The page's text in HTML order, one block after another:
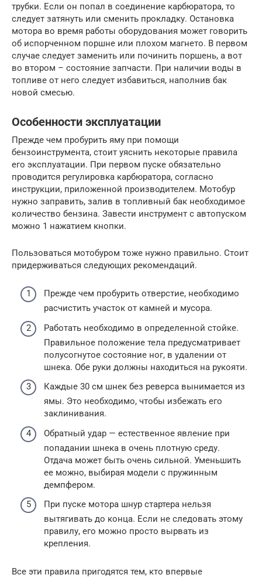
трубки. Если он попал в соединение карбюратора, то
следует затянуть или сменить прокладку. Остановка
мотора во время работы оборудования может говорить
об испорченном поршне или плохом магнето. В первом
случае следует заменить или починить поршень, а вот
во втором – состояние запчасти. При наличии воды в
топливе от него следует избавиться, наполнив бак
новой смесью.
Особенности эксплуатации
Прежде чем пробурить яму при помощи
бензоинструмента, стоит уяснить некоторые правила
его эксплуатации. При первом пуске обязательно
проводится регулировка карбюратора, согласно
инструкции, приложенной производителем. Мотобур
нужно заправить, залив в топливный бак необходимое
количество бензина. Завести инструмент с автопуском
можно 1 нажатием кнопки.
Пользоваться мотобуром тоже нужно правильно. Стоит
придерживаться следующих рекомендаций.
Прежде чем пробурить отверстие, необходимо
расчистить участок от камней и мусора.
Работать необходимо в определенной стойке.
Правильное положение тела предусматривает
полусогнутое состояние ног, в удалении от
шнека. Обе руки должны находиться на рукояти.
Каждые 30 см шнек без реверса вынимается из
ямы. Это необходимо, чтобы избежать его
заклинивания.
Обратный удар — естественное явление при
попадании шнека в очень плотную среду.
Отдача может быть очень сильной. Уменьшить
ее можно, выбирая модели с пружинным
демпфером.
При пуске мотора шнур стартера нельзя
вытягивать до конца. Если не следовать этому
правилу, его можно просто вырвать из
крепления.
Все эти правила пригодятся тем, кто впервые